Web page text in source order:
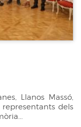
Llanos Massó,
dels